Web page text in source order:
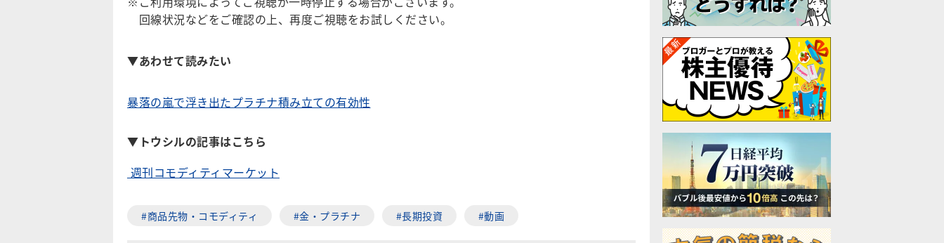
回線状況などをご確認の上、再度ご視聴をお試しください。
▼あわせて読みたい
暴落の嵐で浮き出たプラチナ積み立ての有効性
▼トウシルの記事はこちら
週刊コモディティマーケット
#商品先物・コモディティ #金・プラチナ #長期投資 #動画